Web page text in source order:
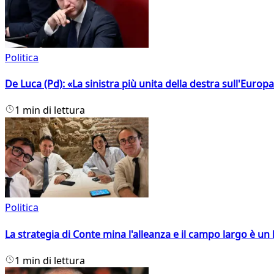
Politica
De Luca (Pd): «La sinistra più unita della destra
1 min di lettura
Politica
La strategia di Conte mina l'alleanza e il campo largo è
1 min di lettura